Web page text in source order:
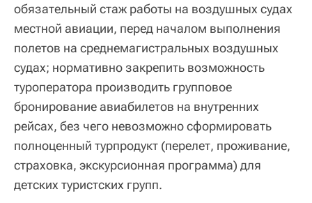
обязательный стаж работы на воздушных судах
местной авиации, перед началом выполнения
полетов на среднемагистральных воздушных
судах; нормативно закрепить возможность
туроператора производить групповое
бронирование авиабилетов на внутренних
рейсах, без чего невозможно сформировать
полноценный турпродукт (перелет, проживание,
страховка, экскурсионная программа) для
детских туристских групп.